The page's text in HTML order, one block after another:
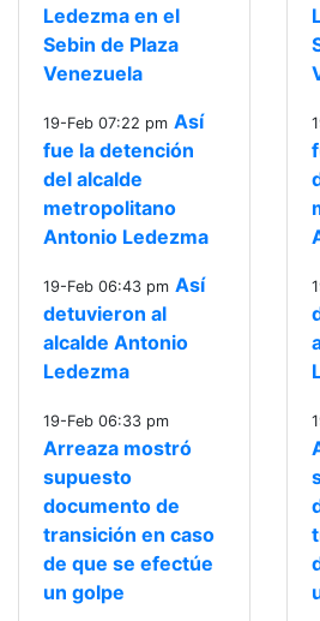
Ledezma en el
Sebin de Plaza
Venezuela
19-Feb 07:22 pm Así
fue la detención
del alcalde
metropolitano
Antonio Ledezma
19-Feb 06:43 pm Así
detuvieron al
alcalde Antonio
Ledezma
19-Feb 06:33 pm
Arreaza mostró
supuesto
documento de
transición en caso
de que se efectúe
un golpe